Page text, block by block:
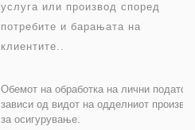
услуга или производ според
потребите и барањата на
клиентите..
Обемот на обработка на лични
зависи од видот на одделниот
за осигурување.